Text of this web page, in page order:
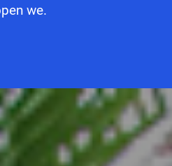
we.